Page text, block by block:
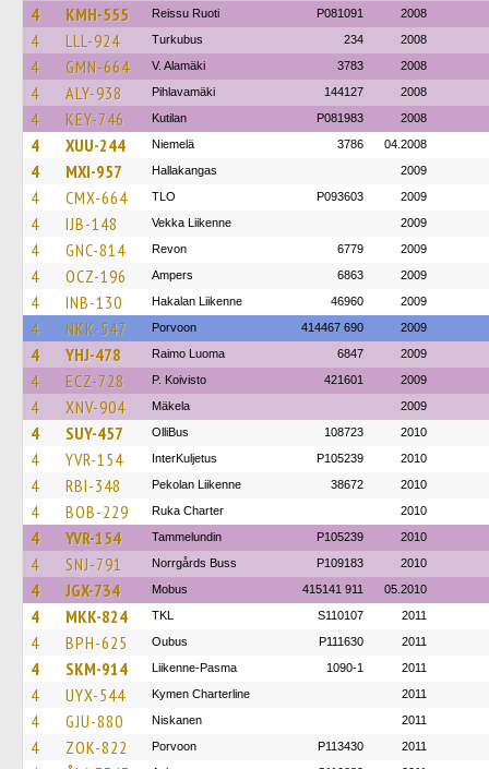
4 KMH-555 Reissu Ruoti P081091 2008
4 LLL-924 Turkubus 234 2008
4 GMN-664 V. Alamäki 3783 2008
4 ALY-938 Pihlavamäki 144127 2008
4 KEY-746 Kutilan P081983 2008
4 XUU-244 Niemelä 3786 04.2008
4 MXI-957 Hallakangas 2009
4 CMX-664 TLO P093603 2009
4 IJB-148 Vekka Liikenne 2009
4 GNC-814 Revon 6779 2009
4 OCZ-196 Ampers 6863 2009
4 INB-130 Hakalan Liikenne 46960 2009
4 NKK-547 Porvoon 414467 690 2009
4 YHJ-478 Raimo Luoma 6847 2009
4 ECZ-728 P. Koivisto 421601 2009
4 XNV-904 Mäkela 2009
4 SUY-457 OlliBus 108723 2010
4 YVR-154 InterKuljetus P105239 2010
4 RBI-348 Pekolan Liikenne 38672 2010
4 BOB-229 Ruka Charter 2010
4 YVR-154 Tammelundin P105239 2010
4 SNJ-791 Norrgårds Buss P109183 2010
4 JGX-734 Mobus 415141 911 05.2010
4 MKK-824 TKL S110107 2011
4 BPH-625 Oubus P111630 2011
4 SKM-914 Liikenne-Pasma 1090-1 2011
4 UYX-544 Kymen Charterline 2011
4 GJU-880 Niskanen 2011
4 ZOK-822 Porvoon P113430 2011